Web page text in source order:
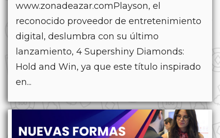
www.zonadeazar.comPlayson, el
reconocido proveedor de entretenimiento
digital, deslumbra con su último
lanzamiento, 4 Supershiny Diamonds:
Hold and Win, ya que este título inspirado
en...